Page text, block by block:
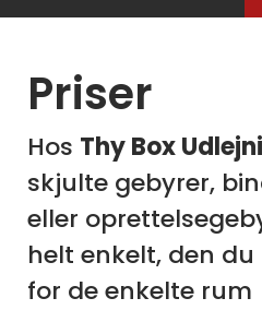
Priser
Hos Thy Box
skjulte gebyrer,
eller
helt enkelt, den
for de enkelte rum